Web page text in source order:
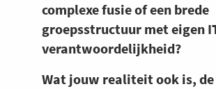
complexe fusie of een brede
groepsstructuur met eigen
verantwoordelijkheid?
Wat jouw realiteit ook is,